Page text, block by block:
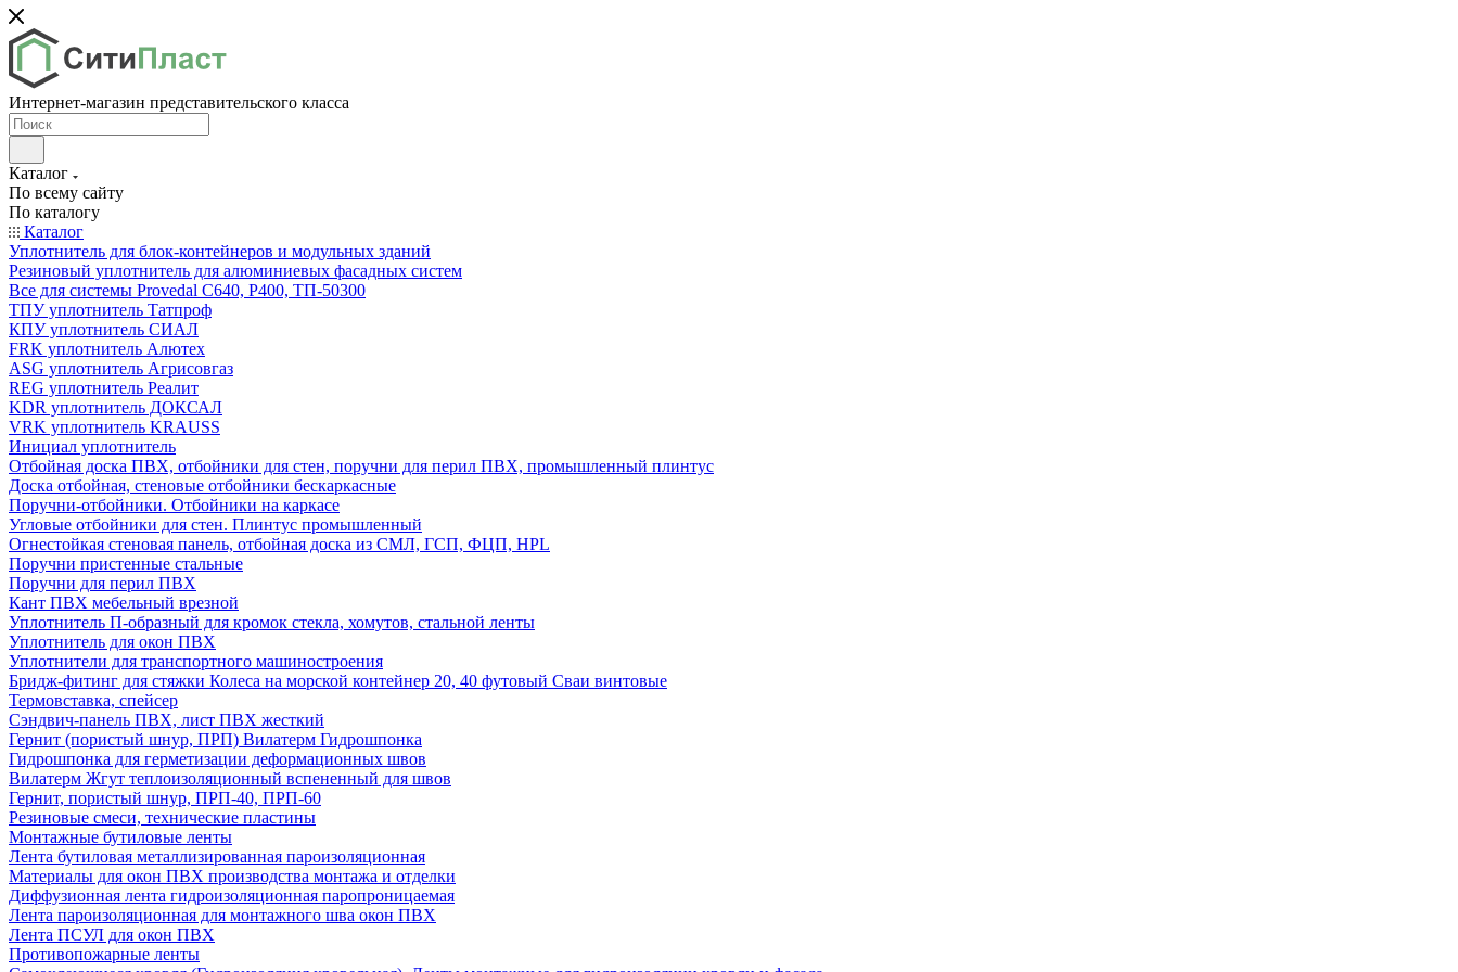
Интернет-магазин представительского класса
Каталог
По всему сайту
По каталогу
Каталог
Уплотнитель для блок-контейнеров и модульных зданий
Резиновый уплотнитель для алюминиевых фасадных систем
Все для системы Provedal С640, Р400, ТП-50300
ТПУ уплотнитель Татпроф
КПУ уплотнитель СИАЛ
FRK уплотнитель Алютех
ASG уплотнитель Агрисовгаз
REG уплотнитель Реалит
KDR уплотнитель ДОКСАЛ
VRK уплотнитель KRAUSS
Инициал уплотнитель
Отбойная доска ПВХ, отбойники для стен, поручни для перил ПВХ, промышленный плинтус
Доска отбойная, стеновые отбойники бескаркасные
Поручни-отбойники. Отбойники на каркасе
Угловые отбойники для стен. Плинтус промышленный
Огнестойкая стеновая панель, отбойная доска из СМЛ, ГСП, ФЦП, HPL
Поручни пристенные стальные
Поручни для перил ПВХ
Кант ПВХ мебельный врезной
Уплотнитель П-образный для кромок стекла, хомутов, стальной ленты
Уплотнитель для окон ПВХ
Уплотнители для транспортного машиностроения
Бридж-фитинг для стяжки Колеса на морской контейнер 20, 40 футовый Сваи винтовые
Термовставка, спейсер
Сэндвич-панель ПВХ, лист ПВХ жесткий
Гернит (пористый шнур, ПРП) Вилатерм Гидрошпонка
Гидрошпонка для герметизации деформационных швов
Вилатерм Жгут теплоизоляционный вспененный для швов
Гернит, пористый шнур, ПРП-40, ПРП-60
Резиновые смеси, технические пластины
Монтажные бутиловые ленты
Лента бутиловая металлизированная пароизоляционная
Материалы для окон ПВХ производства монтажа и отделки
Диффузионная лента гидроизоляционная паропроницаемая
Лента пароизоляционная для монтажного шва окон ПВХ
Лента ПСУЛ для окон ПВХ
Противопожарные ленты